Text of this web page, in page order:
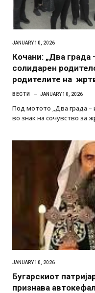
JANUARY 10, 2026
Кочани: „Два града
солидарен
родителите на
ВЕСТИ JANUARY 10, 2026
Под мотото „Два града –
во знак на сочувство за
JANUARY 10, 2026
Бугарскиот
признава